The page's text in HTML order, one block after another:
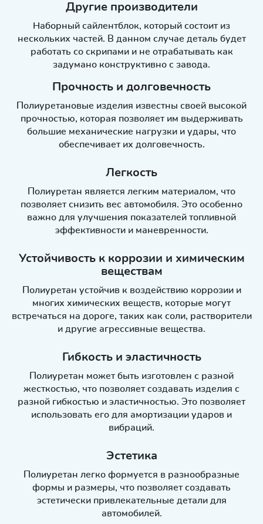
Другие производители
Наборный сайлентблок, который состоит из
нескольких частей. В данном случае деталь будет
работать со скрипами и не отрабатывать как
задумано конструктивно с завода.
Прочность и долговечность
Полиуретановые изделия известны своей высокой
прочностью, которая позволяет им выдерживать
большие механические нагрузки и удары, что
обеспечивает их долговечность.
Легкость
Полиуретан является легким материалом, что
позволяет снизить вес автомобиля. Это особенно
важно для улучшения показателей топливной
эффективности и маневренности.
Устойчивость к коррозии и химическим
веществам
Полиуретан устойчив к воздействию коррозии и
многих химических веществ, которые могут
встречаться на дороге, таких как соли, растворители
и другие агрессивные вещества.
Гибкость и эластичность
Полиуретан может быть изготовлен с разной
жесткостью, что позволяет создавать изделия с
разной гибкостью и эластичностью. Это позволяет
использовать его для амортизации ударов и
вибраций.
Эстетика
Полиуретан легко формуется в разнообразные
формы и размеры, что позволяет создавать
эстетически привлекательные детали для
автомобилей.